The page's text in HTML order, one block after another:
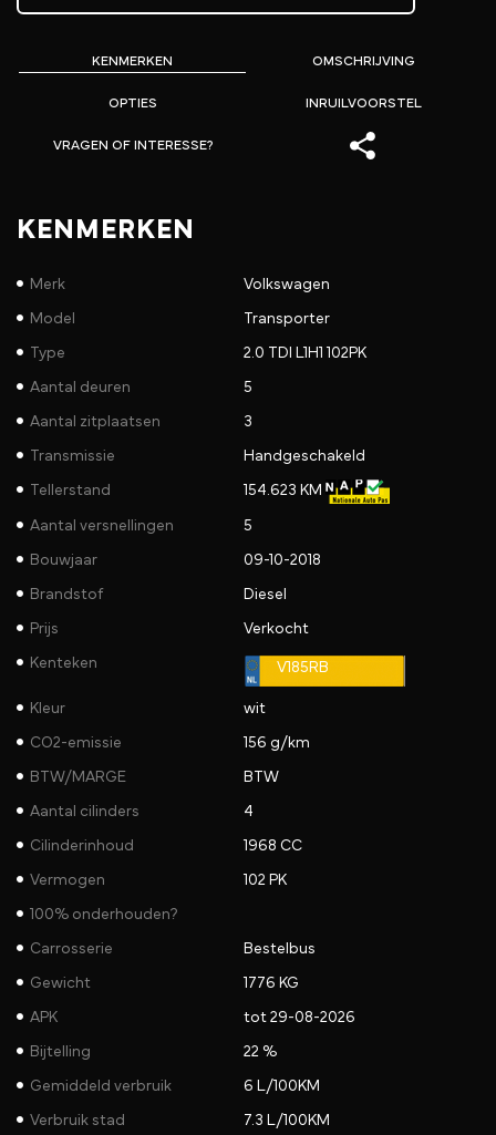
KENMERKEN OMSCHRIJVING
OPTIES INRUILVOORSTEL
VRAGEN OF INTERESSE?
KENMERKEN
Merk Volkswagen
Model Transporter
Type 2.0 TDI L1H1 102PK
Aantal deuren 5
Aantal zitplaatsen 3
Transmissie Handgeschakeld
Tellerstand 154.623 KM
Aantal versnellingen 5
Bouwjaar 09-10-2018
Brandstof Diesel
Prijs Verkocht
Kenteken V185RB
Kleur wit
CO2-emissie 156 g/km
BTW/MARGE BTW
Aantal cilinders 4
Cilinderinhoud 1968 CC
Vermogen 102 PK
100% onderhouden?
Carrosserie Bestelbus
Gewicht 1776 KG
APK tot 29-08-2026
Bijtelling 22 %
Gemiddeld verbruik 6 L/100KM
Verbruik stad 7.3 L/100KM